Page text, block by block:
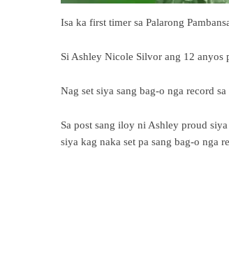
Isa ka first timer sa Palarong
Si Ashley Nicole Silvor ang 12 anyos
Nag set siya sang bag-o nga record
Sa post sang iloy ni Ashley proud
siya kag naka set pa sang bag-o nga